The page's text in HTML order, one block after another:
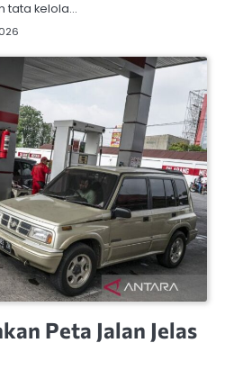
tata kelola…
Peta Jalan Jelas